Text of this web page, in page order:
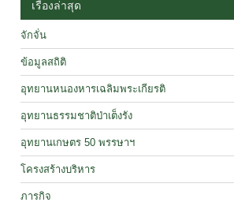
เรื่องล่าสุด
จักจั่น
ข้อมูลสถิติ
อุทยานหนองหารเฉลิมพระเกียรติ
อุทยานธรรมชาติป่าเต็งรัง
อุทยานเกษตร 50 พรรษาฯ
โครงสร้างบริหาร
ภารกิจ